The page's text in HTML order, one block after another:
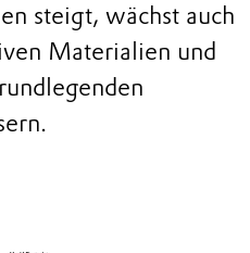
steigt, wächst auch
Materialien und